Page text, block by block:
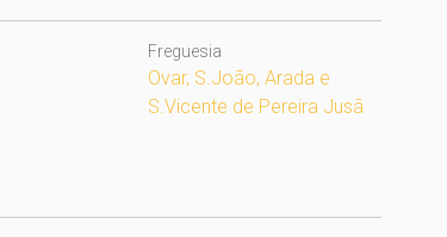
Freguesia
Ovar, S.João, Arada e
S.Vicente de Pereira Jusã